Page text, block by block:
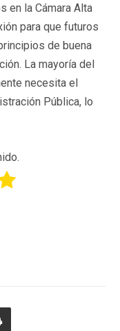
en la Cámara Alta
para que futuros
de buena
La mayoría del
necesita el
Pública, lo